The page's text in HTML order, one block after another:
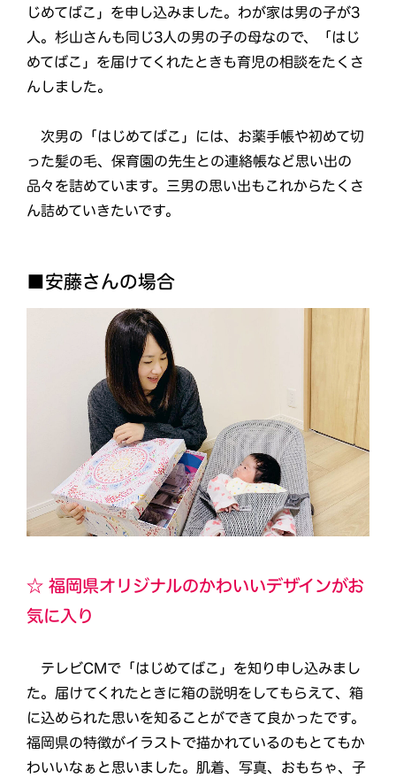
じめてばこ」を申し込みました。わが家は男の子が3
人。杉山さんも同じ3人の男の子の母なので、「はじ
めてばこ」を届けてくれたときも育児の相談をたくさ
んしました。
次男の「はじめてばこ」には、お薬手帳や初めて切
った髪の毛、保育園の先生との連絡帳など思い出の
品々を詰めています。三男の思い出もこれからたくさ
ん詰めていきたいです。
■安藤さんの場合
☆ 福岡県オリジナルのかわいいデザインがお
気に入り
テレビCMで「はじめてばこ」を知り申し込みまし
た。届けてくれたときに箱の説明をしてもらえて、箱
に込められた思いを知ることができて良かったです。
福岡県の特徴がイラストで描かれているのもとてもか
わいいなぁと思いました。肌着、写真、おもちゃ、子